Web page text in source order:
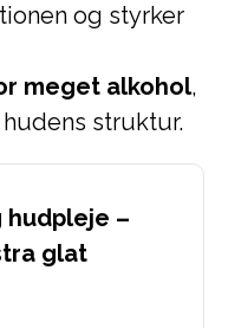
og styrker
meget alkohol,
struktur.
hudpleje –
glat